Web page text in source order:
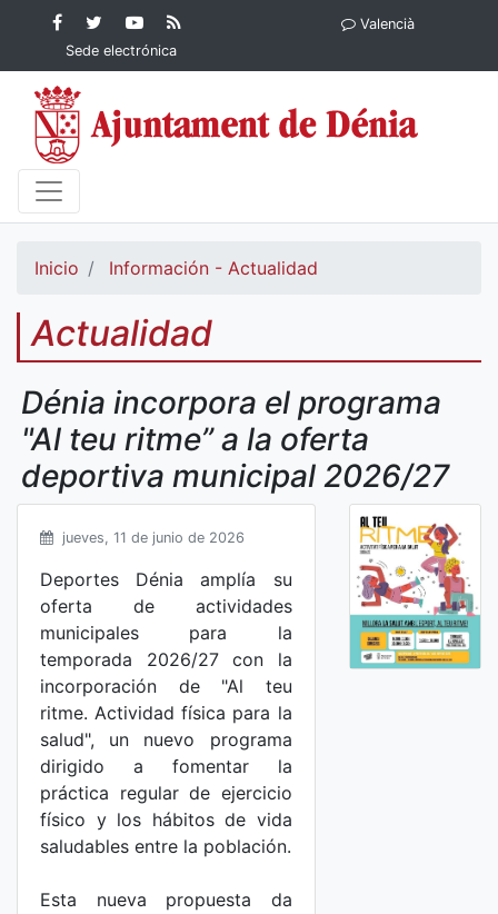
Contenido principalFacebook
Ayuntamiento de
Dénia
Ayuntamiento
de Dénia
YouTube
Ayuntamiento
de Dénia
Ayuntamiento
Sede electrónica
Valencià
Inicio Información - Actualidad
Actualidad
Dénia incorpora el programa
"Al teu ritme” a la oferta
deportiva municipal 2026/27
jueves, 11 de junio de 2026
Deportes Dénia amplía su
oferta de actividades
municipales para la
temporada 2026/27 con la
incorporación de "Al teu
ritme. Actividad física para la
salud", un nuevo programa
dirigido a fomentar la
práctica regular de ejercicio
físico y los hábitos de vida
saludables entre la población.
Esta nueva propuesta da